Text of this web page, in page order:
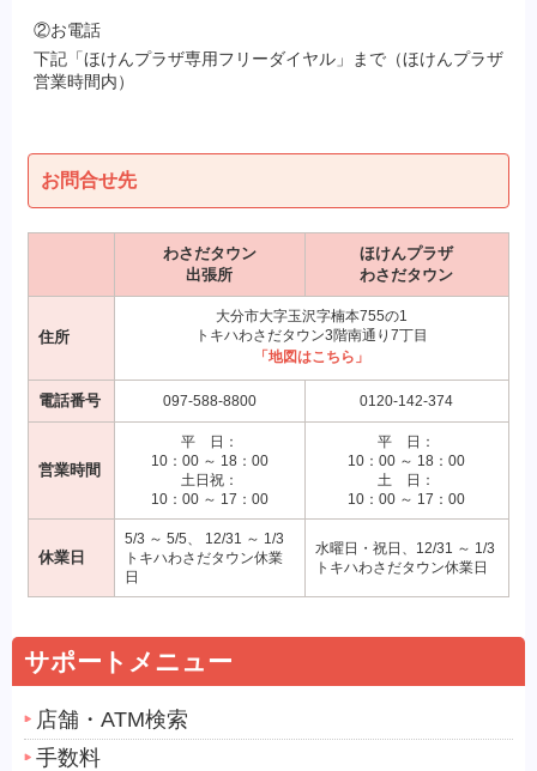
②お電話
下記「ほけんプラザ専用フリーダイヤル」まで（ほけんプラザ
営業時間内）
お問合せ先
わさだタウン
出張所
ほけんプラザ
わさだタウン
住所
大分市大字玉沢字楠本755の1
トキハわさだタウン3階南通り7丁目
「地図はこちら」
電話番号 097-588-8800 0120-142-374
営業時間
平 日：
10：00 ～ 18：00
土日祝：
10：00 ～ 17：00
平 日：
10：00 ～ 18：00
土 日：
10：00 ～ 17：00
休業日
5/3 ～ 5/5、 12/31 ～ 1/3
トキハわさだタウン休業
日
水曜日・祝日、12/31 ～ 1/3
トキハわさだタウン休業日
サポートメニュー
店舗・ATM検索
手数料